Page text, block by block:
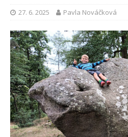
27. 6. 2025 Pavla Nováčková